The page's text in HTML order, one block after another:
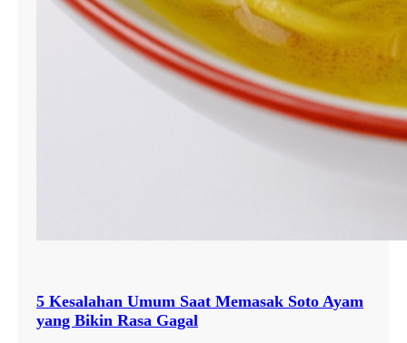
5 Kesalahan Umum Saat Memasak Soto Ayam
yang Bikin Rasa Gagal